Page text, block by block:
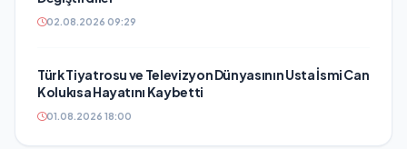
02.08.2026 09:29
Türk Tiyatrosu ve Televizyon Dünyasının Usta İsmi Can
Kolukısa Hayatını Kaybetti
01.08.2026 18:00